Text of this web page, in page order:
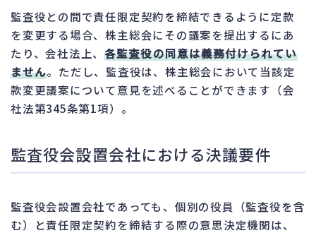
監査役との間で責任限定契約を締結できるように定款
を変更する場合、株主総会にその議案を提出するにあ
たり、会社法上、各監査役の同意は義務付けられてい
ません。ただし、監査役は、株主総会において当該定
款変更議案について意見を述べることができます（会
社法第345条第1項）。
監査役会設置会社における決議要件
監査役会設置会社であっても、個別の役員（監査役を含
む）と責任限定契約を締結する際の意思決定機関は、